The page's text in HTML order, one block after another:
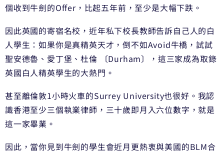
個收到牛劍的Offer，比起五年前，至少是大幅下跌。
因此英國的寄宿名校，近年私下校長教師告訴自己人的白
人學生：如果你是真精英天才，倒不如Avoid牛橋，試試
聖安德魯、愛丁堡、杜倫 〔Durham〕，這三家成為取錄
英國白人精英學生的大熱門。
甚至離倫敦1小時火車的Surrey University也很好。我認
識香港至少三個執業律師，三十歲即月入六位數字，就是
這一家畢業。
因此，當你見到牛劍的學生會近月更熱衷與美國的BLM合